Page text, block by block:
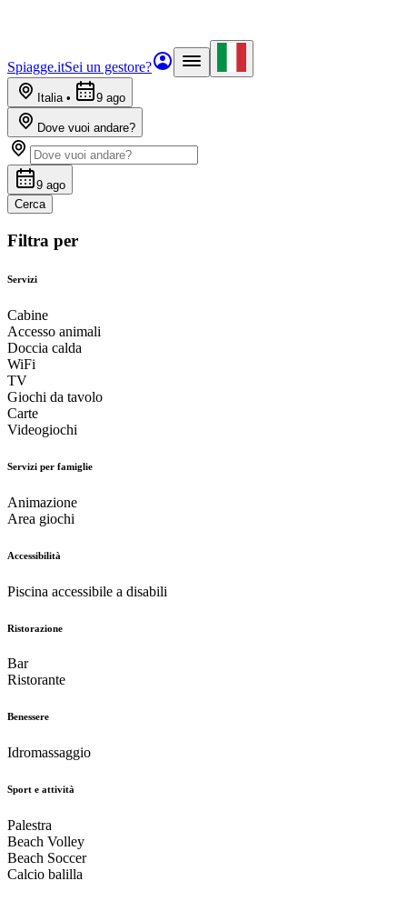
Spiagge.itSei un gestore?
Italia• 9 ago
Dove vuoi andare?
9 ago
Cerca
Filtra per
Servizi
Cabine
Accesso animali
Doccia calda
WiFi
TV
Giochi da tavolo
Carte
Videogiochi
Servizi per famiglie
Animazione
Area giochi
Accessibilità
Piscina accessibile a disabili
Ristorazione
Bar
Ristorante
Benessere
Idromassaggio
Sport e attività
Palestra
Beach Volley
Beach Soccer
Calcio balilla